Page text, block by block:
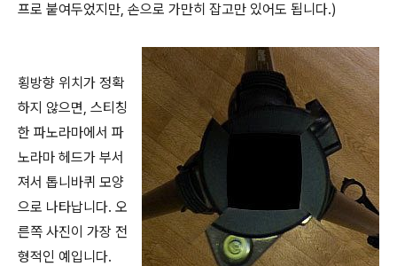
프로 붙여두었지만, 손으로 가만히 잡고만 있어도 됩니다.)
횡방향 위치가 정확
하지 않으면, 스티칭
한 파노라마에서 파
노라마 헤드가 부서
져서 톱니바퀴 모양
으로 나타납니다. 오
른쪽 사진이 가장 전
형적인 예입니다.